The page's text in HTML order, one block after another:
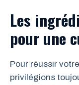
Les
pour une
Pour réussir
privilégions